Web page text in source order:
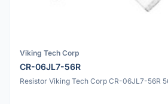
Viking Tech Corp
CR-06JL7-56R
Resistor Viking Tech Corp CR-06JL7-56R